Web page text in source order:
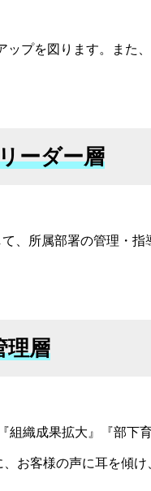
プを図ります。また
ーダー層
、所属部署の管理・
理層
織成果拡大』『部下
お客様の声に耳を傾け